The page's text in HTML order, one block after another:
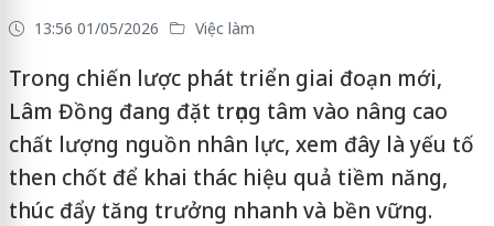
13:56 01/05/2026 Việc làm
Trong chiến lược phát triển giai đoạn mới,
Lâm Đồng đang đặt trọng tâm vào nâng cao
chất lượng nguồn nhân lực, xem đây là yếu tố
then chốt để khai thác hiệu quả tiềm năng,
thúc đẩy tăng trưởng nhanh và bền vững.